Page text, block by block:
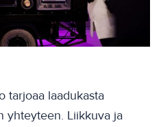
tarjoaa laadukasta
yhteyteen. Liikkuva ja